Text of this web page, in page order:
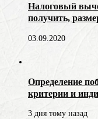
Налоговый
получить,
03.09.2020
Определение
критерии и
3 дня тому назад